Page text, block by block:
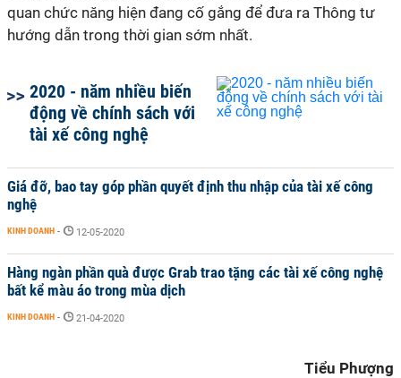
quan chức năng hiện đang cố gắng để đưa ra Thông tư
hướng dẫn trong thời gian sớm nhất.
2020 - năm nhiều biến
động về chính sách với
tài xế công nghệ
Giá đỡ, bao tay góp phần quyết định thu nhập của tài xế công
nghệ
KINH DOANH - 12-05-2020
Hàng ngàn phần quà được Grab trao tặng các tài xế công nghệ
bất kể màu áo trong mùa dịch
KINH DOANH - 21-04-2020
Tiểu Phượng